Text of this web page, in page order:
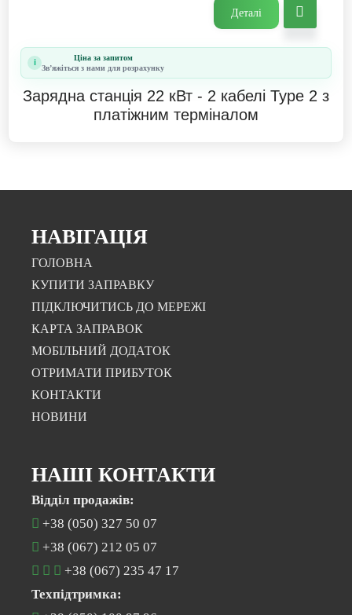
Деталі
i Ціна за запитом
Звʼяжіться з нами для розрахунку
Зарядна станція 22 кВт - 2 кабелі Type 2 з
платіжним терміналом
НАВІГАЦІЯ
ГОЛОВНА
КУПИТИ ЗАПРАВКУ
ПІДКЛЮЧИТИСЬ ДО МЕРЕЖІ
КАРТА ЗАПРАВОК
МОБІЛЬНИЙ ДОДАТОК
ОТРИМАТИ ПРИБУТОК
КОНТАКТИ
НОВИНИ
НАШІ КОНТАКТИ
Відділ продажів:
+38 (050) 327 50 07
+38 (067) 212 05 07
+38 (067) 235 47 17
Техпідтримка: